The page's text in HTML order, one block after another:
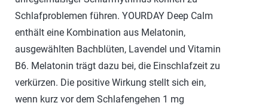
Schlafproblemen führen. YOURDAY Deep Calm
enthält eine Kombination aus Melatonin,
ausgewählten Bachblüten, Lavendel und Vitamin
B6. Melatonin trägt dazu bei, die Einschlafzeit zu
verkürzen. Die positive Wirkung stellt sich ein,
wenn kurz vor dem Schlafengehen 1 mg